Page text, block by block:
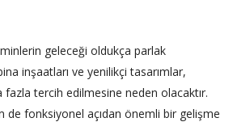
geleceği oldukça parlak
inşaatları ve yenilikçi tasarımlar,
tercih edilmesine neden olacaktır.
de fonksiyonel açıdan önemli bir gelişme